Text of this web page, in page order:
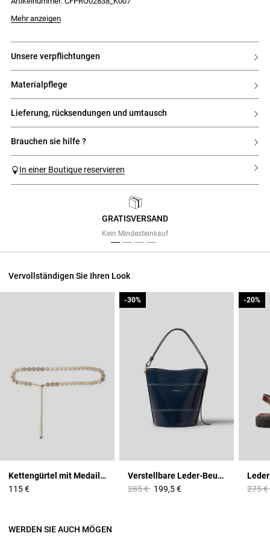
Mehr anzeigen
unsere verpflichtungen
materialpflege
lieferung, rücksendungen und umtausch
brauchen sie hilfe ?
In einer Boutique reservieren
GRATISVERSAND
Kein Mindesteinkauf
Vervollständigen Sie Ihren Look
Kettengürtel mit Medaillons CP
115 €
Verstellbare Leder-Beuteltasche
Price reduced from
285 €to
-30%
199,5 €
-30%
Price
275 €
-20%
-20%
WERDEN SIE AUCH MÖGEN